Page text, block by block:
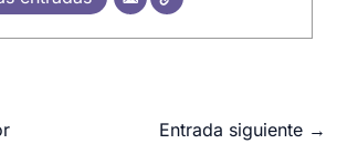
Entrada siguiente →